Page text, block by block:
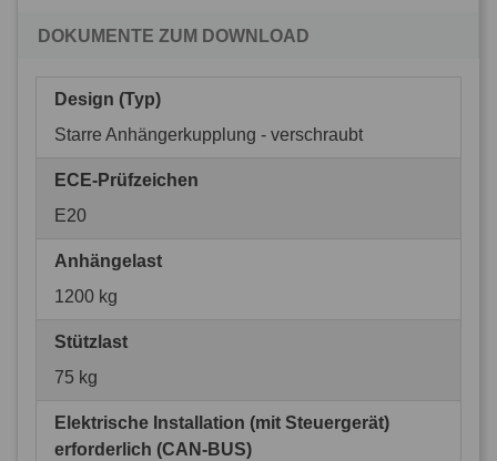
DOKUMENTE ZUM DOWNLOAD
Design (Typ)
Starre Anhängerkupplung - verschraubt
ECE-Prüfzeichen
E20
Anhängelast
1200 kg
Stützlast
75 kg
Elektrische Installation (mit Steuergerät)
erforderlich (CAN-BUS)